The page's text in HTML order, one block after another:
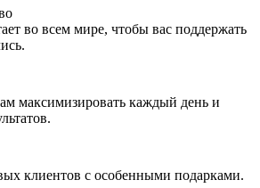
во всем мире, чтобы вас поддержать
максимизировать каждый день и
клиентов с особенными подарками.